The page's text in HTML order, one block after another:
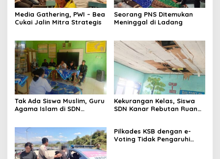
Media Gathering, PWI – Bea
Cukai Jalin Mitra Strategis
Seorang PNS Ditemukan
Meninggal di Ladang
Tak Ada Siswa Muslim, Guru
Agama Islam di SDN
Kekurangan Kelas, Siswa
SDN Kanar Rebutan Ruang
Pilkades KSB dengan e-
Voting Tidak Pengaruhi